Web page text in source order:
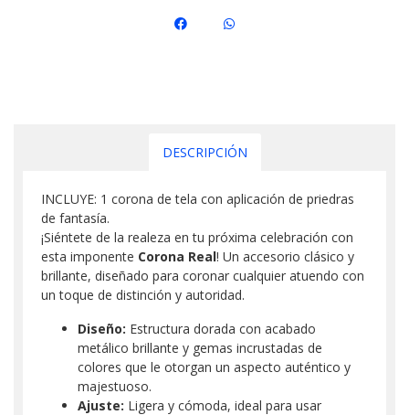
DESCRIPCIÓN
INCLUYE: 1 corona de tela con aplicación de priedras
de fantasía.
¡Siéntete de la realeza en tu próxima celebración con
esta imponente Corona Real! Un accesorio clásico y
brillante, diseñado para coronar cualquier atuendo con
un toque de distinción y autoridad.
Diseño: Estructura dorada con acabado
metálico brillante y gemas incrustadas de
colores que le otorgan un aspecto auténtico y
majestuoso.
Ajuste: Ligera y cómoda, ideal para usar